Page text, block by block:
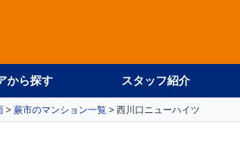
から探す スタッフ紹介
蕨市のマンション一覧 西川口ニューハイツ